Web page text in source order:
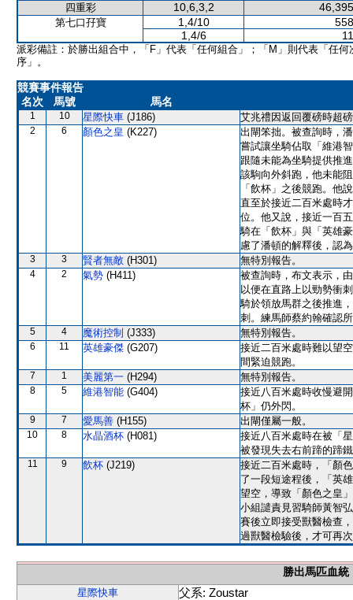
四重彩 10,6,3,2
第七口孖寶 1,4/10
1,4/6
派彩備註：於勝出組合中，「F」代表「任何組合」；「M」則代表「任何
序」。
競賽事件報告
名次
馬號 馬名
1 10 星際快車 (J186) 艾兆禮因返回覆磅時超
2 6 顏色之皇 (K227)
出閘笨拙。被查詢時，
嘗試讓坐騎佔取「維港
跟隨未能為坐騎提供推
該駒向外斜跑，他未能
「飲杯」之後競跑。他
直至於接近二百米處時
位。他又說，接近一百
騎在「飲杯」與「英雄
慮了潘頓的解釋後，認
3 3 賢者無敵 (H301) 無特別報告。
4 2 氣勢 (H411)
被查詢時，布文表示，
以便在直路上以勁勢衝
騎於領放馬群之後推進
刺。練馬師蔡約翰確認
5 4 魔術控制 (J333) 無特別報告。
6 11 英雄豪傑 (G207)
接近二百米處時難以望
間緊迫競跑。
7 1 美麗第一 (H294) 無特別報告。
8 5 維港智能 (G404)
接近八百米處時收慢避
杯」仍外閃。
9 7 愛馬善 (H155) 出閘僅屬一般。
10 8 水晶酒杯 (H081)
接近八百米處時在被「
被發現失去右前蹄的蹄
11 9 飲杯 (J219)
接近二百米處時，「顏
了一段短途程後，「英
望空，導致「顏色之皇
小組譴責見習騎師黃智
賽後立即接受獸醫檢查
過獸醫檢驗後，才可再
勝出馬匹血統
星際快車
父系: Zoustar